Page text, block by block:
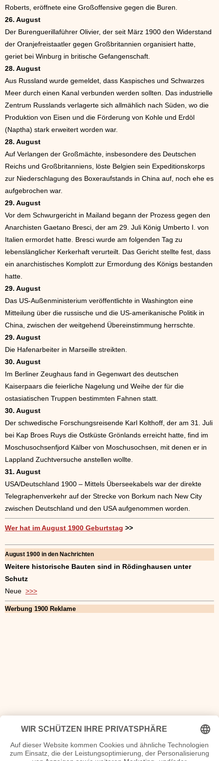
Roberts, eröffnete eine Großoffensive gegen die Buren.
26. August
Der Burenguerillaführer Olivier, der seit März 1900 den Widerstand
der Oranjefreistaatler gegen Großbritannien organisiert hatte,
geriet bei Winburg in britische Gefangenschaft.
28. August
Aus Russland wurde gemeldet, dass Kaspisches und Schwarzes
Meer durch einen Kanal verbunden werden sollten. Das industrielle
Zentrum Russlands verlagerte sich allmählich nach Süden, wo die
Produktion von Eisen und die Förderung von Kohle und Erdöl
(Naptha) stark erweitert worden war.
28. August
Auf Verlangen der Großmächte, insbesondere des Deutschen
Reichs und Großbritanniens, löste Belgien sein Expeditionskorps
zur Niederschlagung des Boxeraufstands in China auf, noch ehe es
aufgebrochen war.
29. August
Vor dem Schwurgericht in Mailand begann der Prozess gegen den
Anarchisten Gaetano Bresci, der am 29. Juli König Umberto I. von
Italien ermordet hatte. Bresci wurde am folgenden Tag zu
lebenslänglicher Kerkerhaft verurteilt. Das Gericht stellte fest, dass
ein anarchistisches Komplott zur Ermordung des Königs bestanden
hatte.
29. August
Das US-Außenministerium veröffentlichte in Washington eine
Mitteilung über die russische und die US-amerikanische Politik in
China, zwischen der weitgehend Übereinstimmung herrschte.
29. August
Die Hafenarbeiter in Marseille streikten.
30. August
Im Berliner Zeughaus fand in Gegenwart des deutschen
Kaiserpaars die feierliche Nagelung und Weihe der für die
ostasiatischen Truppen bestimmten Fahnen statt.
30. August
Der schwedische Forschungsreisende Karl Kolthoff, der am 31. Juli
bei Kap Broes Ruys die Ostküste Grönlands erreicht hatte, find im
Moschusochsenfjord Kälber von Moschusochsen, mit denen er in
Lappland Zuchtversuche anstellen wollte.
31. August
USA/Deutschland 1900 – Mittels Überseekabels war der direkte
Telegraphenverkehr auf der Strecke von Borkum nach New City
zwischen Deutschland und den USA aufgenommen worden.
Wer hat im August 1900 Geburtstag >>
August 1900 in den Nachrichten
Weitere historische Bauten sind in Rödinghausen unter
Schutz
Neue >>>
Werbung 1900 Reklame